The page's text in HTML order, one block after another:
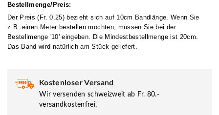
Bestellmenge/Preis:
Der Preis (Fr. 0.25) bezieht sich auf 10cm Bandlänge. Wenn Sie
z.B. einen Meter bestellen möchten, müssen Sie bei der
Bestellmenge '10' eingeben. Die Mindestbestellmenge ist 20cm.
Das Band wird natürlich am Stück geliefert.
Kostenloser Versand
Wir versenden schweizweit ab Fr. 80.-
versandkostenfrei.